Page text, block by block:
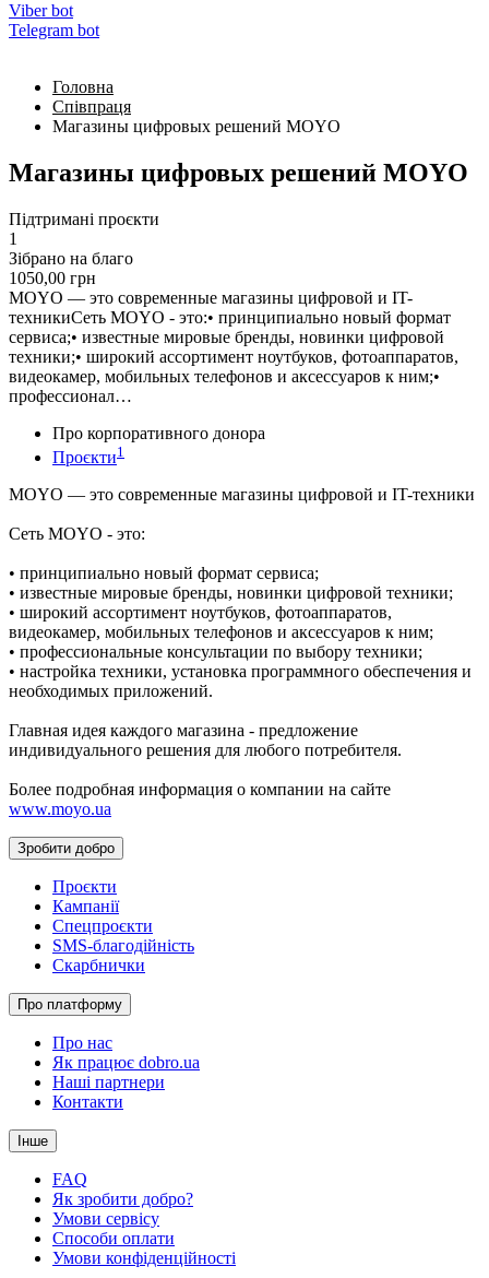
Viber bot
Telegram bot
Головна
Співпраця
Магазины цифровых решений MOYO
Магазины цифровых решений MOYO
Підтримані проєкти
1
Зібрано на благо
1050,00 грн
MOYO — это современные магазины цифровой и IT-
техникиСеть MOYO - это:• принципиально новый формат
сервиса;• известные мировые бренды, новинки цифровой
техники;• широкий ассортимент ноутбуков, фотоаппаратов,
видеокамер, мобильных телефонов и аксессуаров к ним;•
профессионал…
Про корпоративного донора
Проєкти1
MOYO — это современные магазины цифровой и IT-техники
Сеть MOYO - это:
• принципиально новый формат сервиса;
• известные мировые бренды, новинки цифровой техники;
• широкий ассортимент ноутбуков, фотоаппаратов,
видеокамер, мобильных телефонов и аксессуаров к ним;
• профессиональные консультации по выбору техники;
• настройка техники, установка программного обеспечения и
необходимых приложений.
Главная идея каждого магазина - предложение
индивидуального решения для любого потребителя.
Более подробная информация о компании на сайте
www.moyo.ua
Зробити добро
Проєкти
Кампанії
Спецпроєкти
SMS-благодійність
Скарбнички
Про платформу
Про нас
Як працює dobro.ua
Наші партнери
Контакти
Інше
FAQ
Як зробити добро?
Умови сервісу
Способи оплати
Умови конфіденційності